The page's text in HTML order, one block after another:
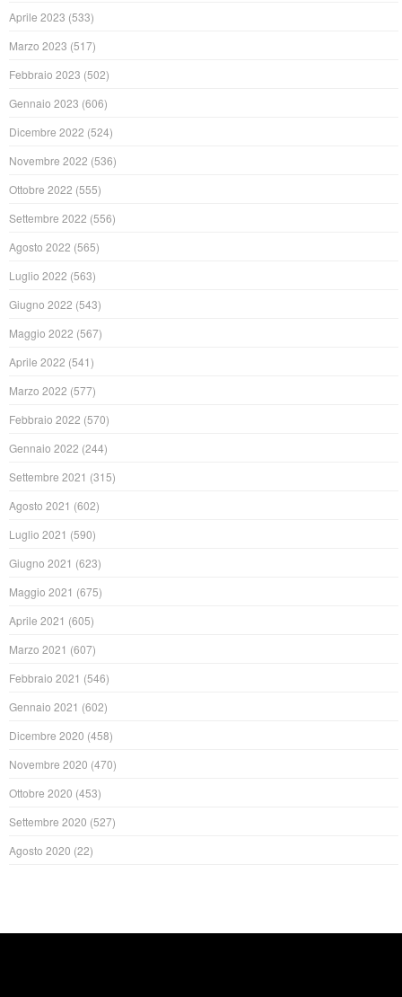
Aprile 2023 (533)
Marzo 2023 (517)
Febbraio 2023 (502)
Gennaio 2023 (606)
Dicembre 2022 (524)
Novembre 2022 (536)
Ottobre 2022 (555)
Settembre 2022 (556)
Agosto 2022 (565)
Luglio 2022 (563)
Giugno 2022 (543)
Maggio 2022 (567)
Aprile 2022 (541)
Marzo 2022 (577)
Febbraio 2022 (570)
Gennaio 2022 (244)
Settembre 2021 (315)
Agosto 2021 (602)
Luglio 2021 (590)
Giugno 2021 (623)
Maggio 2021 (675)
Aprile 2021 (605)
Marzo 2021 (607)
Febbraio 2021 (546)
Gennaio 2021 (602)
Dicembre 2020 (458)
Novembre 2020 (470)
Ottobre 2020 (453)
Settembre 2020 (527)
Agosto 2020 (22)